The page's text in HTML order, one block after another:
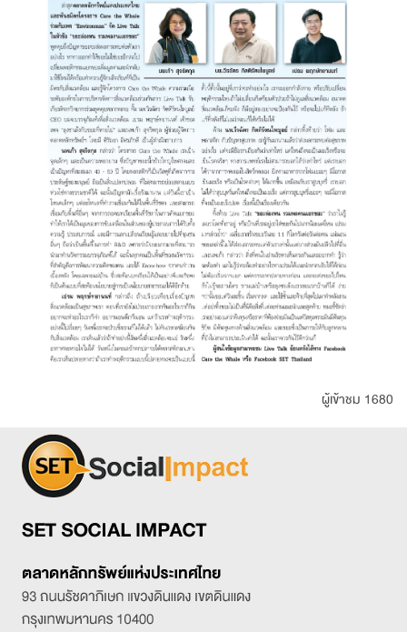
ผู้เข้าชม 1680